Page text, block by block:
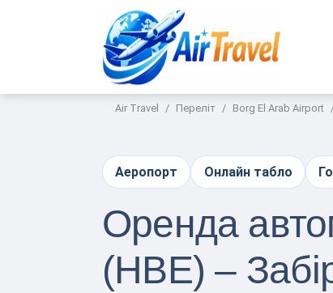
Air Travel Переліт Borg El Arab Airport
Аеропорт Онлайн табло
Оренда
(HBE) –